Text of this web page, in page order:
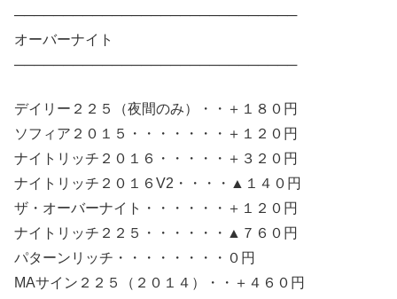
─────────────────────────────
オーバーナイト
─────────────────────────────
デイリー２２５（夜間のみ）・・＋１８０円
ソフィア２０１５・・・・・・・＋１２０円
ナイトリッチ２０１６・・・・・＋３２０円
ナイトリッチ２０１６V2・・・・▲１４０円
ザ・オーバーナイト・・・・・・＋１２０円
ナイトリッチ２２５・・・・・・▲７６０円
パターンリッチ・・・・・・・・０円
MAサイン２２５（２０１４）・・＋４６０円